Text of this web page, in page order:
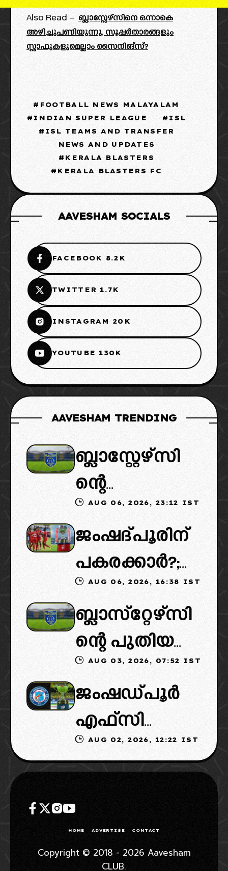
Also Read – ബ്ലാസ്റ്റേഴ്സിനെ ഒന്നാകെ
അഴിച്ചുപണിയുന്നു, സൂപ്പർതാരങ്ങളും
സ്റ്റാഫുകളുമെല്ലാം സൈനിങ്സ്?
FOOTBALL NEWS MALAYALAM
INDIAN SUPER LEAGUE
ISL
ISL TEAMS AND TRANSFER
NEWS AND UPDATES
KERALA BLASTERS
KERALA BLASTERS FC
AAVESHAM SOCIALS
FACEBOOK 8.2K
TWITTER 1.7K
INSTAGRAM 20K
YOUTUBE 130K
AAVESHAM TRENDING
ബ്ലാസ്റ്റേഴ്സി
ന്റെ
കൈമാറ്റത്തി
ൽ ട്വിസ്റ്റ്:
പുതിയ
ഉടമകളെത്താ
ൻ വൈകും,
കോടതിയുടെ
നീക്കവും
നിർണായകം
AUG 06, 2026, 23:12 IST
ജംഷദ്പൂരിന്
പകരക്കാർ?;
ഐഎസ്എല്ലി
ൽ പുതിയ
ടീമിനെ
ഉൾപ്പെടുത്താ
ൻ
എഐഎഫ്എ
ഫ്: വരുന്നത്
ഗോവൻ
ലെജൻഡറി
ക്ലബ്
AUG 06, 2026, 16:38 IST
ബ്ലാസ്‌റ്റേഴ്‌സി
ന്റെ പുതിയ
ഉടമകളിൽ
മലബാറിൽ
നിന്നുള്ള
ബിസിനസ്
ഗ്രൂപ്പും:
ക്ലബ്ബിന്റെ
ആസ്ഥാനം
മാറ്റാൻ
AUG 03, 2026, 07:52 IST
ജംഷഡ്പൂർ
എഫ്സി
മടങ്ങിവരും!:
തിരിച്ചെത്തി
ക്കാൻ
നീക്കങ്ങൾ
സജീവം,
AUG 02, 2026, 12:22 IST
HOME ADVERTISE CONTACT
Copyright © 2018 - 2026 Aavesham
CLUB.